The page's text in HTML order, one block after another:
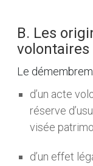
B. Les
volontaires
Le
d’un acte
réserve
visée
d’un effet